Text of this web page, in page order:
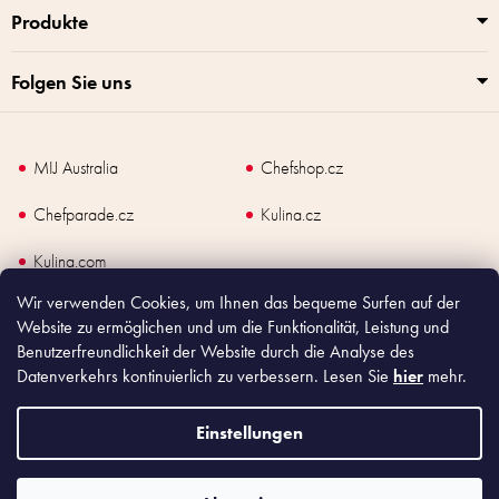
Wir verwenden Cookies, um Ihnen das bequeme Surfen auf der
Website zu ermöglichen und um die Funktionalität, Leistung und
Benutzerfreundlichkeit der Website durch die Analyse des
Datenverkehrs kontinuierlich zu verbessern. Lesen Sie hier mehr.
Einstellungen
e
Produkte
Folgen Sie uns
MIJ Australia
Chefshop.cz
Chefparade.cz
Kulina.cz
Kulina.com
Copyright 2026Made In Japan Europe. Alle Rechte vorbehalten.
Nach dem Gesetz über Verkaufsunterlagen ist der Verkäufer verpflichtet, dem
Käufer eine Quittung auszustellen. Gleichzeitig ist er verpflichtet, die
eingegangenen Umsätze online bei der Steuerverwaltung zu registrieren; im Falle
eines technischen Defekts spätestens innerhalb von 48 Stunden.